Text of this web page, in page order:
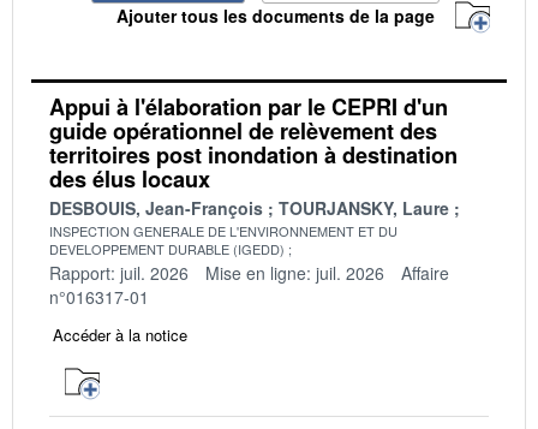
Ajouter tous les documents de la page
Appui à l'élaboration par le CEPRI d'un
guide opérationnel de relèvement des
territoires post inondation à destination
des élus locaux
DESBOUIS, Jean-François TOURJANSKY, Laure
INSPECTION GENERALE DE L'ENVIRONNEMENT ET DU
DEVELOPPEMENT DURABLE (IGEDD)
Rapport: juil. 2026 Mise en ligne: juil. 2026
Affaire
n°016317-01
Accéder à la notice